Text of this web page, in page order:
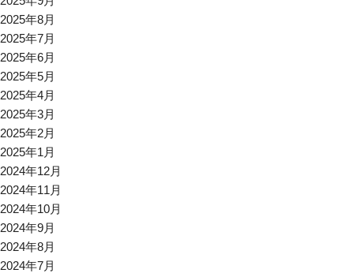
2025年8月
2025年7月
2025年6月
2025年5月
2025年4月
2025年3月
2025年2月
2025年1月
2024年12月
2024年11月
2024年10月
2024年9月
2024年8月
2024年7月